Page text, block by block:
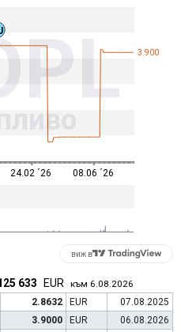
3.900
24.02 ´26 08.06 ´26
виж в
633 EUR към 6.08.2026
2.8632 EUR
07.08.2025
3.9000 EUR
06.08.2026